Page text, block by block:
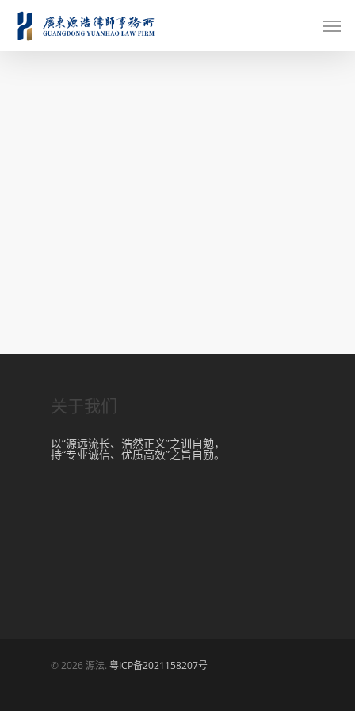
关于我们
以“源远流长、浩然正义”之训自勉，
持“专业诚信、优质高效”之旨自励。
© 2026 源法. 粤ICP备2021158207号